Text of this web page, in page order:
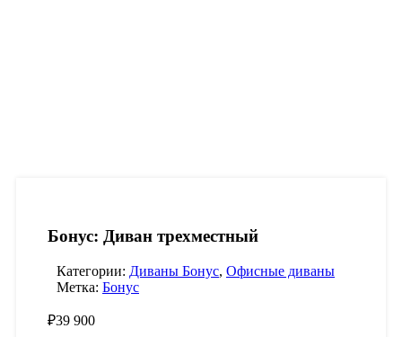
Бонус: Диван трехместный
Категории: Диваны Бонус, Офисные диваны
Метка: Бонус
₽39 900